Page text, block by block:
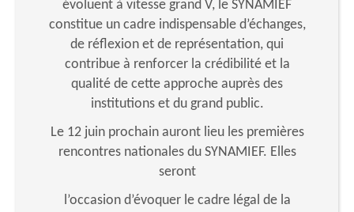
évoluent à vitesse grand V, le SYNAMIEF
constitue un cadre indispensable d’échanges,
de réflexion et de représentation, qui
contribue à renforcer la crédibilité et la
qualité de cette approche auprès des
institutions et du grand public.
Le 12 juin prochain auront lieu les premières
rencontres nationales du SYNAMIEF. Elles
seront
l’occasion d’évoquer le cadre légal de la